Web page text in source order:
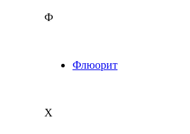
Ф
Флюорит
Х